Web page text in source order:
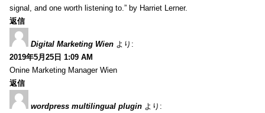
signal, and one worth listening to.” by Harriet Lerner.
返信
Digital Marketing Wien より:
2019年5月25日 1:09 AM
Onine Marketing Manager Wien
返信
wordpress multilingual plugin より: